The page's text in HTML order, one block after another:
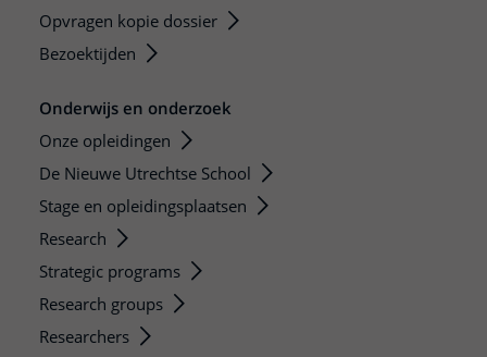
Opvragen kopie dossier
Bezoektijden
Onderwijs en onderzoek
Onze opleidingen
De Nieuwe Utrechtse School
Stage en opleidingsplaatsen
Research
Strategic programs
Research groups
Researchers